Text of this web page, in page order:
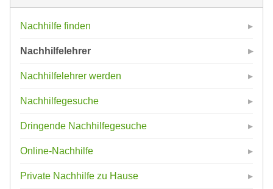
Nachhilfe finden
Nachhilfelehrer
Nachhilfelehrer werden
Nachhilfegesuche
Dringende Nachhilfegesuche
Online-Nachhilfe
Private Nachhilfe zu Hause